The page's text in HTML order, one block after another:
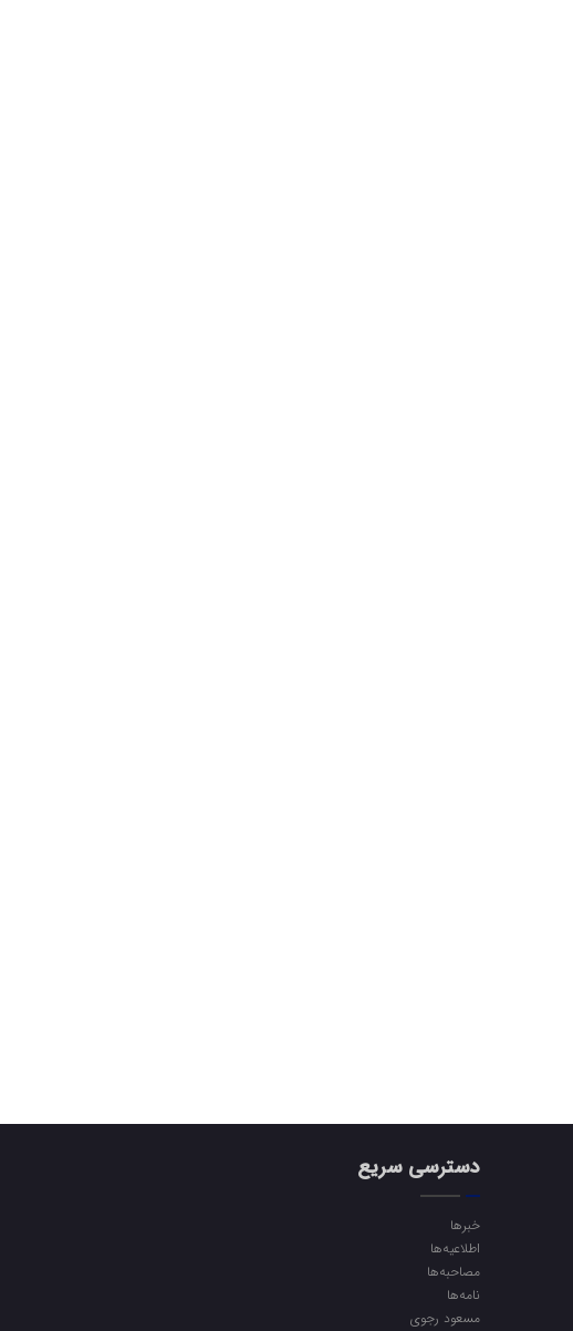
دسترسی سریع
خبرها
اطلاعیه‌ها
مصاحبه‌ها
نامه‌ها
مسعود رجوی